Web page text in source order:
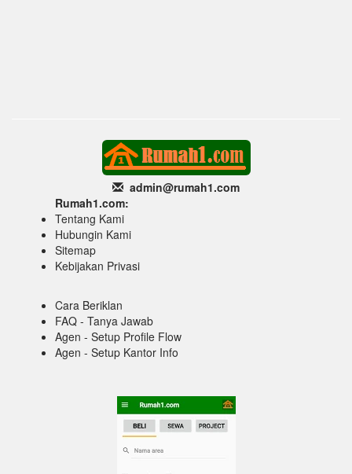
admin@rumah1.com
Rumah1.com:
Tentang Kami
Hubungin Kami
Sitemap
Kebijakan Privasi
Cara Beriklan
FAQ - Tanya Jawab
Agen - Setup Profile Flow
Agen - Setup Kantor Info